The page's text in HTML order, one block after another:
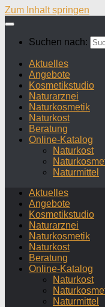
Zum Inhalt springen
Suchen nach:
Aktuelles
Angebote
Kosmetikstudio
Naturarznei
Naturkosmetik
Naturkost
Beratung
Online-Katalog
Naturkost
Naturmittel
Aktuelles
Angebote
Kosmetikstudio
Naturarznei
Naturkosmetik
Naturkost
Beratung
Online-Katalog
Naturkost
Naturmittel